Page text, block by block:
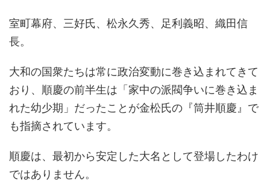
室町幕府、三好氏、松永久秀、足利義昭、織田信
長。
大和の国衆たちは常に政治変動に巻き込まれてきて
おり、順慶の前半生は「家中の派閥争いに巻き込ま
れた幼少期」だったことが金松氏の『筒井順慶』で
も指摘されています。
順慶は、最初から安定した大名として登場したわけ
ではありません。